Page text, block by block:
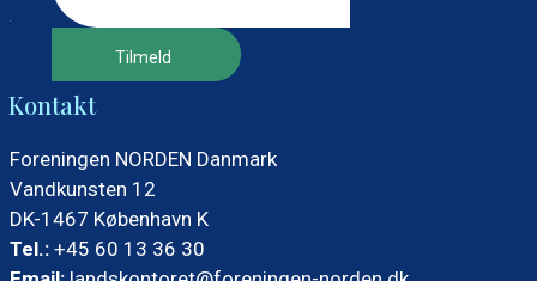
Kontakt
Foreningen NORDEN Danmark
Vandkunsten 12
DK-1467 København K
Tel.: +45 60 13 36 30